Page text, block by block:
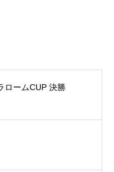
ロームCUP 決勝